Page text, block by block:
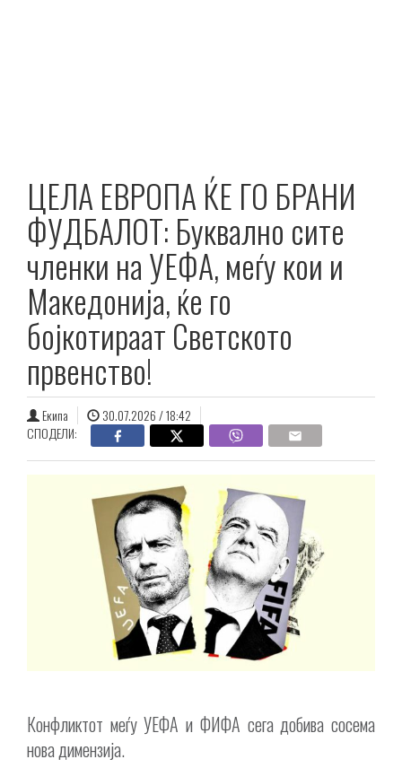
ЦЕЛА ЕВРОПА ЌЕ ГО БРАНИ
ФУДБАЛОТ: Буквално сите
членки на УЕФА, меѓу кои и
Македонија, ќе го
бојкотираат Светското
првенство!
Екипа
30.07.2026 / 18:42
СПОДЕЛИ:
Конфликтот меѓу УЕФА и ФИФА сега добива сосема
нова димензија.